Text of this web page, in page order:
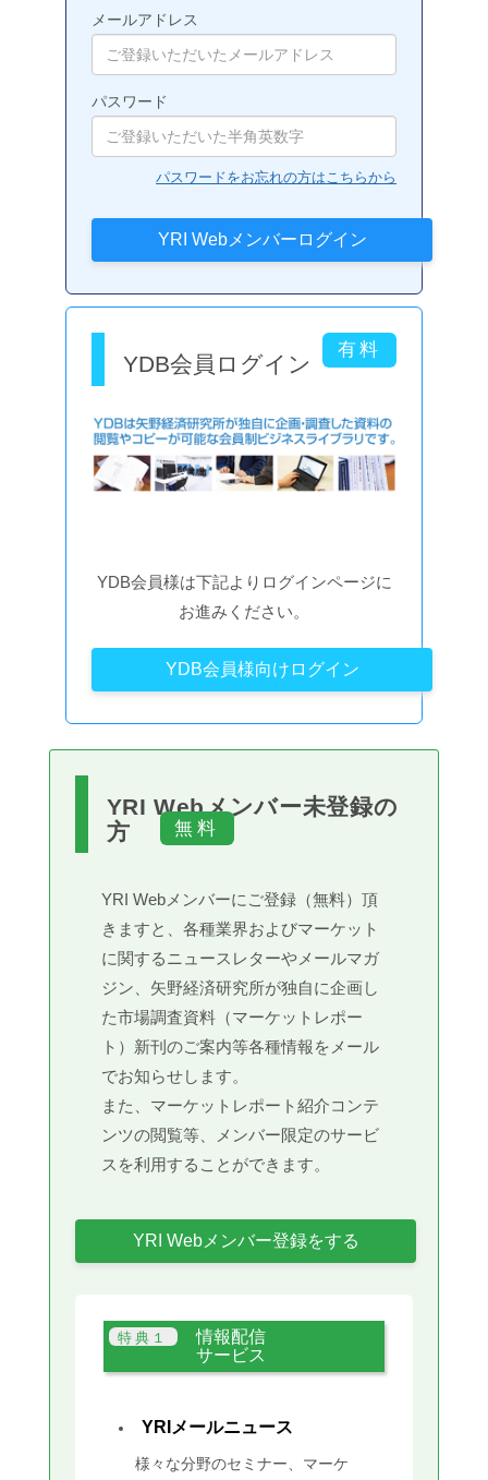
メールアドレス
パスワード
パスワードをお忘れの方はこちらから
YDB会員ログイン
YDB会員様は下記よりログインページに
お進みください。
YDB会員様向けログイン
YRI Webメンバー未登録の
方
YRI Webメンバーにご登録（無料）頂
きますと、各種業界およびマーケット
に関するニュースレターやメールマガ
ジン、矢野経済研究所が独自に企画し
た市場調査資料（マーケットレポー
ト）新刊のご案内等各種情報をメール
でお知らせします。
また、マーケットレポート紹介コンテ
ンツの閲覧等、メンバー限定のサービ
スを利用することができます。
YRI Webメンバー登録をする
情報配信
サービス
YRIメールニュース
様々な分野のセミナー、マーケ